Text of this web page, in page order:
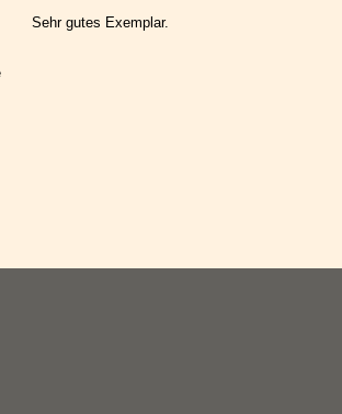
Sehr gutes Exemplar.